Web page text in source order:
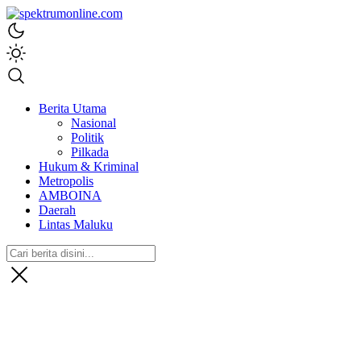
spektrumonline.com
Berita Utama
Nasional
Politik
Pilkada
Hukum & Kriminal
Metropolis
AMBOINA
Daerah
Lintas Maluku